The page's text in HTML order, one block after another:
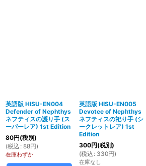
英語版 HISU-EN004
Defender of Nephthys
ネフティスの護り手 (ス
ーパーレア) 1st Edition
80円(税別)
(税込 : 88円)
在庫わずか
英語版 HISU-EN005
Devotee of Nephthys
ネフティスの祀り手 (シ
ークレットレア) 1st
Edition
300円(税別)
(税込 : 330円)
在庫なし